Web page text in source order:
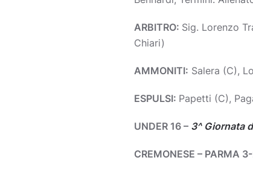
ARBITRO: Sig. Lorenzo
Chiari)
AMMONITI: Salera (C),
ESPULSI: Papetti (C),
UNDER 16 – 3^ Giornata
CREMONESE – PARMA